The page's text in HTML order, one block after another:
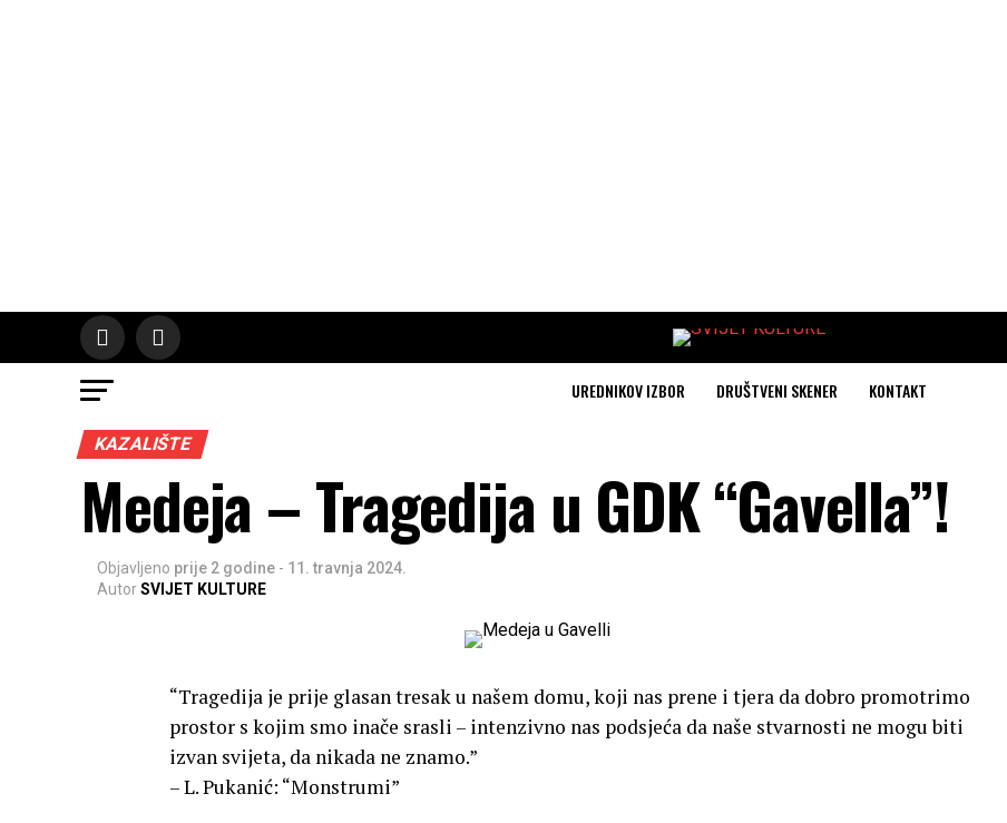
UREDNIKOV IZBOR DRUŠTVENI SKENER KONTAKT
KAZALIŠTE
Medeja – Tragedija u GDK “Gavella”!
Objavljeno prije 2 godine - 11. travnja 2024.
AutorSVIJET KULTURE
“Tragedija je prije glasan tresak u našem domu, koji nas prene i tjera da dobro promotrimo
prostor s kojim smo inače srasli – intenzivno nas podsjeća da naše stvarnosti ne mogu biti
izvan svijeta, da nikada ne znamo.”
– L. Pukanić: “Monstrumi”